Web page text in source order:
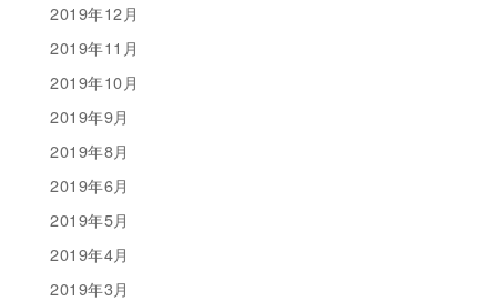
2019年12月
2019年11月
2019年10月
2019年9月
2019年8月
2019年6月
2019年5月
2019年4月
2019年3月